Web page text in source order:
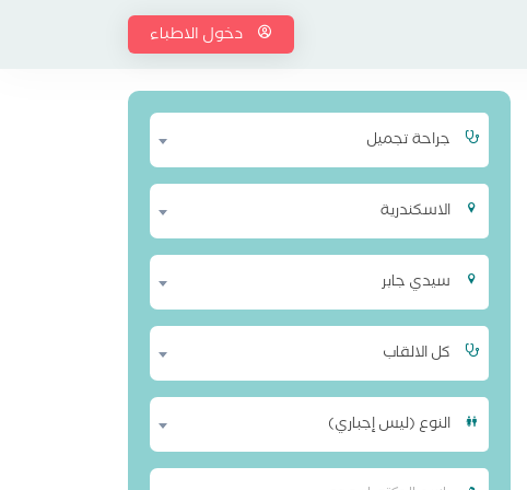
دخول الاطباء
جراحة تجميل
الاسكندرية
سيدي جابر
كل الالقاب
النوع (ليس إجباري)